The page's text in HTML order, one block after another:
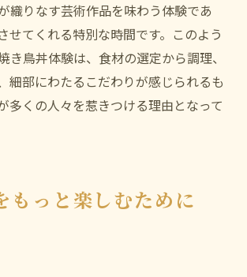
織りなす芸術作品を味わう体験であ
せてくれる特別な時間です。このよう
き鳥丼体験は、食材の選定から調理、
細部にわたるこだわりが感じられるも
多くの人々を惹きつける理由となって
もっと楽しむために